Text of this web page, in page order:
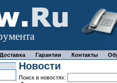
Доставка Гарантии Контакты
Новости
Поиск в новостях: